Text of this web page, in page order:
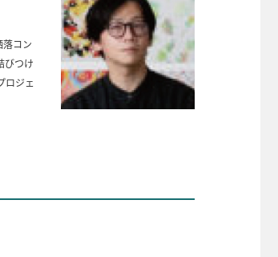
コン
びつけ
ロジェ